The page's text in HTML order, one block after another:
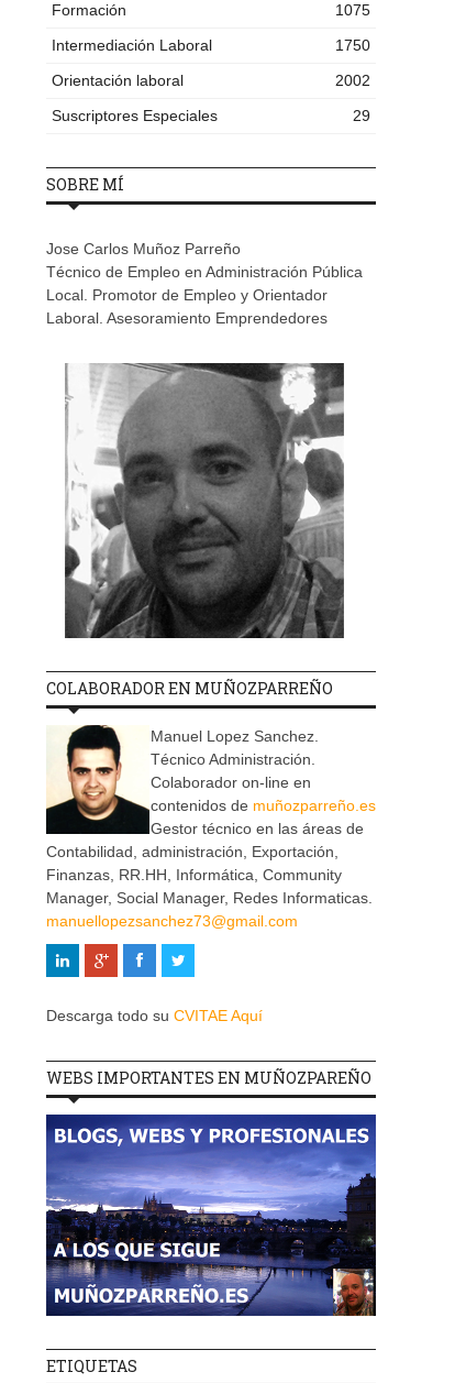
Formación
1075
Intermediación Laboral
1750
Orientación laboral
2002
Suscriptores Especiales
29
SOBRE MÍ
Jose Carlos Muñoz Parreño
Técnico de Empleo en Administración Pública
Local. Promotor de Empleo y Orientador
Laboral. Asesoramiento Emprendedores
COLABORADOR EN MUÑOZPARREÑO
Manuel Lopez Sanchez.
Técnico Administración.
Colaborador on-line en
contenidos de muñozparreño.es
Gestor técnico en las áreas de
Contabilidad, administración, Exportación,
Finanzas, RR.HH, Informática, Community
Manager, Social Manager, Redes Informaticas.
manuellopezsanchez73@gmail.com
Descarga todo su CVITAE Aquí
WEBS IMPORTANTES EN MUÑOZPAREÑO
ETIQUETAS